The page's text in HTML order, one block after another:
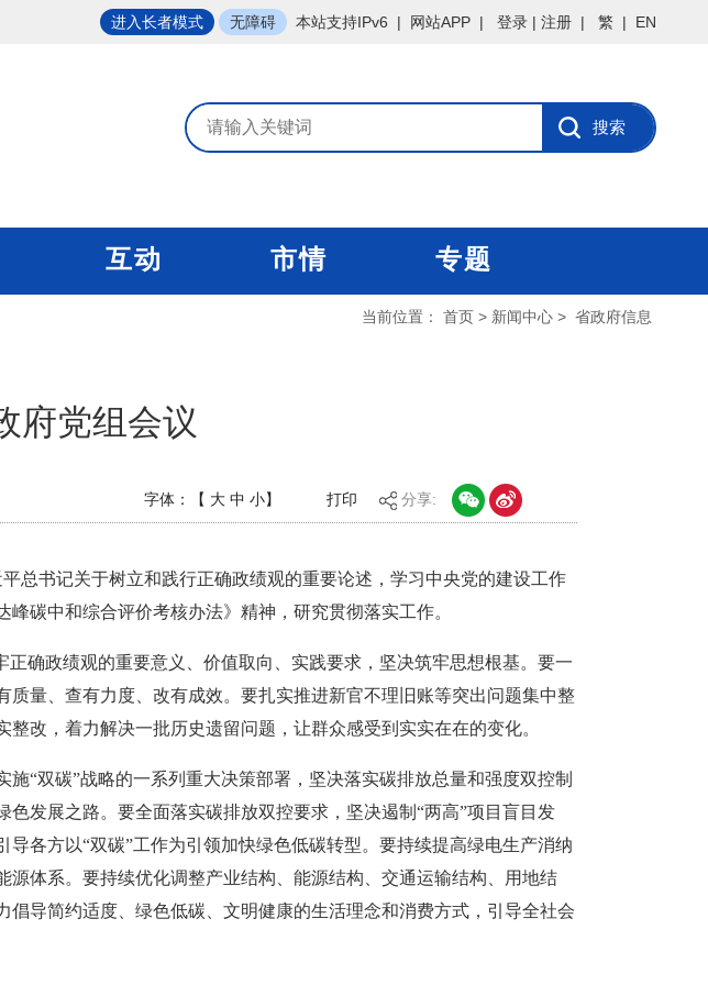
进入长者模式 无障碍 本站支持IPv6 | 网站APP | 登录 | 注册 | 繁 | EN
互动 市情 专题
当前位置： 首页 > 新闻中心 > 省政府信息
府党组会议
字体：【 大 中 小】 打印 分享:
总书记关于树立和践行正确政绩观的重要论述，学习中央党的建设工作
碳中和综合评价考核办法》精神，研究贯彻落实工作。
确政绩观的重要意义、价值取向、实践要求，坚决筑牢思想根基。要一
量、查有力度、改有成效。要扎实推进新官不理旧账等突出问题集中整
改，着力解决一批历史遗留问题，让群众感受到实实在在的变化。
“双碳”战略的一系列重大决策部署，坚决落实碳排放总量和强度双控制
发展之路。要全面落实碳排放双控要求，坚决遏制“两高”项目盲目发
各方以“双碳”工作为引领加快绿色低碳转型。要持续提高绿电生产消纳
体系。要持续优化调整产业结构、能源结构、交通运输结构、用地结
导简约适度、绿色低碳、文明健康的生活理念和消费方式，引导全社会